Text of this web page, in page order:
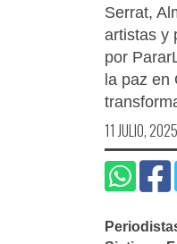
Serrat,
artistas y
por
la paz
11 JULIO, 2025